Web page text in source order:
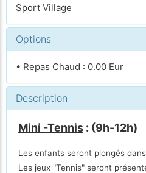
Sport Village
Options
• Repas Chaud : 0.00 Eur
Description
Mini -Tennis: (9h-12h)
Les enfants seront plongés
Les jeux "Tennis" seront